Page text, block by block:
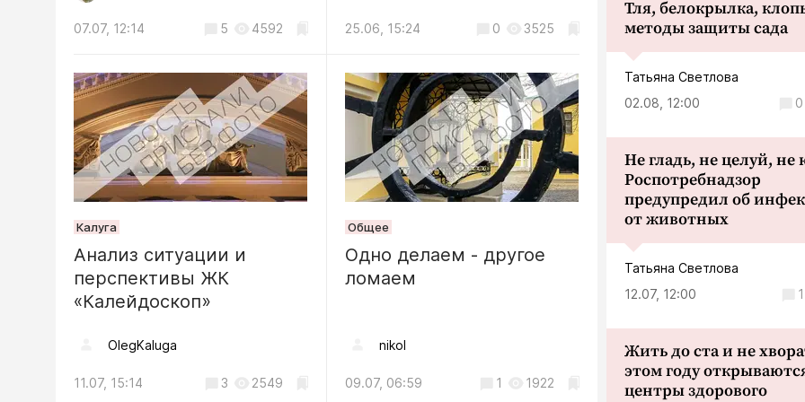
неудобств для
большинства жителей, тем
больше им пиара. Как они
догадались проводить
пятницу вечером или в
понедельник утром - «успех»
😡
...
Общество
В Калуге перекроют
Яченского водохранилища
05.08, 19:31
Позорники, на фото
своим выщербленным
смущает ни грамма?!
Вместо ограждений –
унитаз: калужане креативно
отмечают опасные ямы
04.08, 11:38 2 2631
07.07, 12:14 5 4592 25.06, 15:24 0 3525
Калуга
Анализ ситуации и
перспективы ЖК
«Калейдоскоп»
OlegKaluga
11.07, 15:14 3 2549
Общее
Одно делаем - другое
ломаем
nikol
09.07, 06:59 1 1922
Тля, белокрылка,
методы защиты сада
Татьяна Светлова
02.08, 12:00
0
Не гладь, не целуй, не
Роспотребнадзор
предупредил об
от животных
Татьяна Светлова
12.07, 12:00
1
Жить до ста и не
этом году
центры здорового